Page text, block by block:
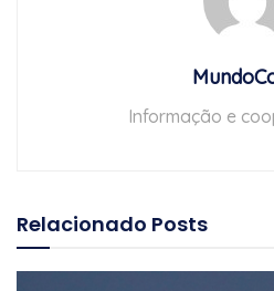
Informação e
Relacionado Posts